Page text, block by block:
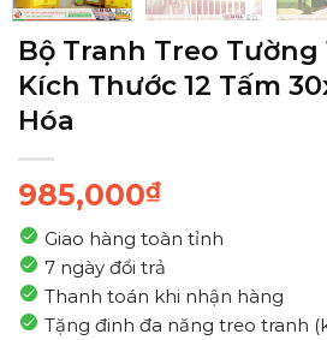
Bộ Tranh Treo Tường
Kích Thước 12 Tấm
Hóa
985,000₫
Giao hàng toàn tỉnh
7 ngày đổi trả
Thanh toán khi nhận hàng
Tặng đinh đa năng treo tranh